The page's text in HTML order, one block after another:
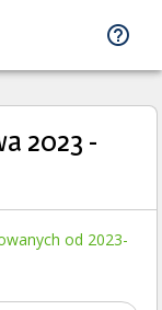
2023 -
od 2023-